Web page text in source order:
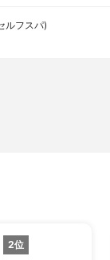
ルフスパ)
2位